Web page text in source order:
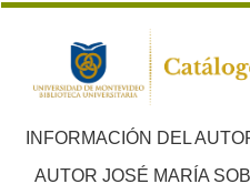
INFORMACIÓN DEL
AUTOR JOSÉ MARÍA